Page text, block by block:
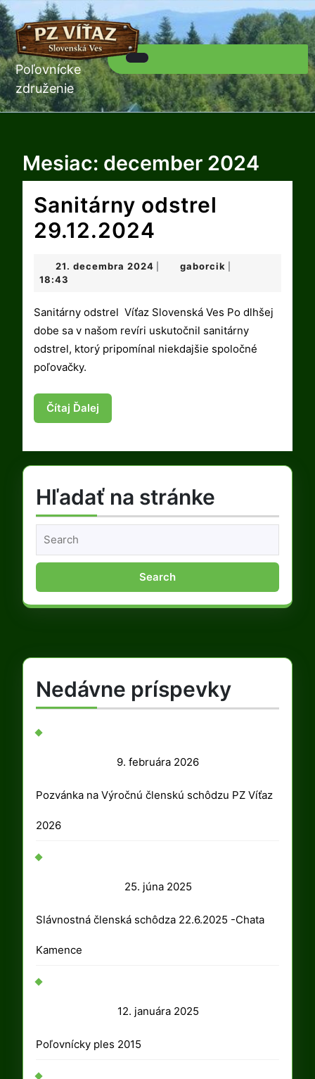
Skip
to
content
Poľovnícke
združenie
Button
Mesiac: december 2024
Sanitárny odstrel
29.12.2024
odstrel
29.12.2024
21. decembra 2024 21.
gaborcik gaborcik
18:43
Sanitárny odstrel Víťaz Slovenská Ves Po dlhšej
dobe sa v našom revíri uskutočnil sanitárny
odstrel, ktorý pripomínal niekdajšie spoločné
poľovačky.
Čítaj Ďalej
Ďalej
Hľadať na stránke
for:
Nedávne príspevky
9. februára 20269.
februára
Pozvánka na Výročnú členskú schôdzu PZ Víťaz
2026
25. júna 202525.
júna
Slávnostná členská schôdza 22.6.2025 -Chata
Kamence
12. januára 202512.
Poľovnícky ples 2015